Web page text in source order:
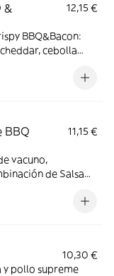
&
12,15 €
cebolla
de patata. ¡Sabor
BBQ
11,15 €
vacuno,
de Salsa
fresca y tiras de
10,30 €
y pollo supreme